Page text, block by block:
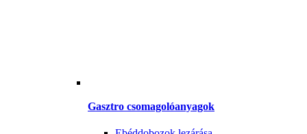
Gasztro csomagolóanyagok